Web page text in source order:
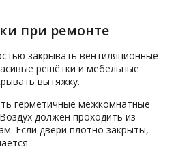
при ремонте
закрывать вентиляционные
решётки и мебельные
вытяжку.
герметичные межкомнатные
должен проходить из
Если двери плотно закрыты,